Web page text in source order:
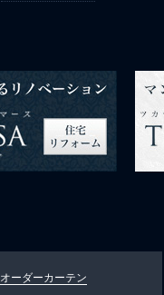
オーダーカーテン